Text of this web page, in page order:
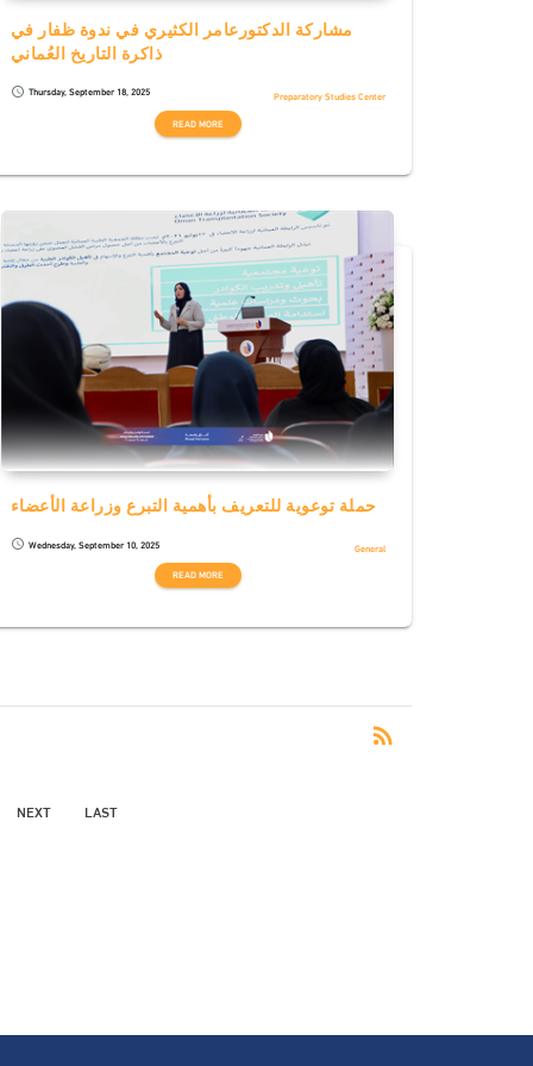
مشاركة الدكتورعامر الكثيري في ندوة ظفار في
ذاكرة التاريخ العُماني
schedule Thursday, September 18, 2025
Preparatory Studies Center
READ MORE
حملة توعوية للتعريف بأهمية التبرع وزراعة الأعضاء
schedule Wednesday, September 10, 2025
General
READ MORE
rss_feed
NEXT LAST